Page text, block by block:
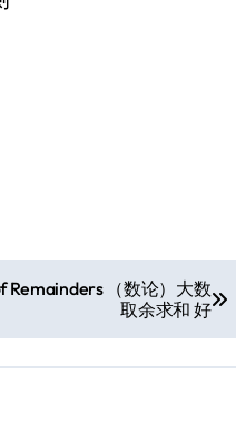
Remainders （数论）大数
取余求和 好